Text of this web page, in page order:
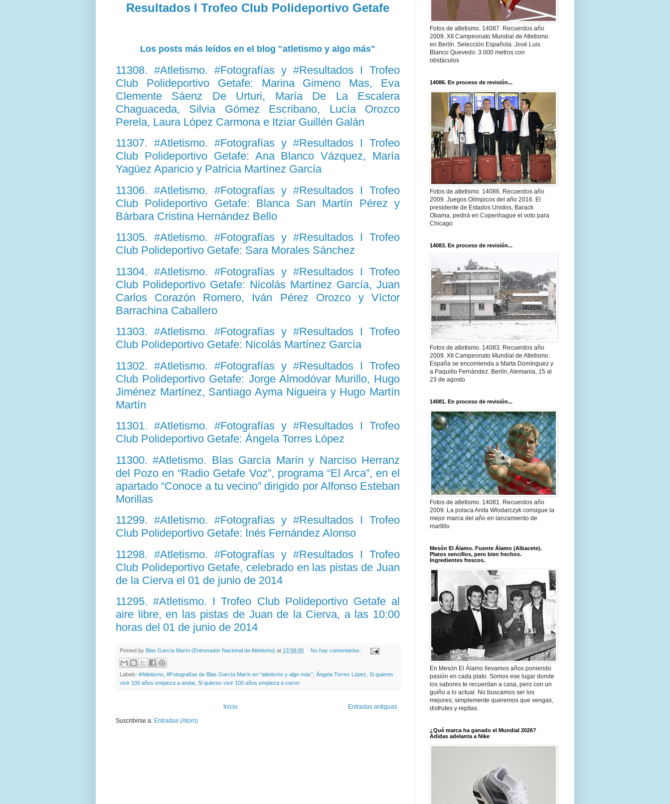
Resultados I Trofeo Club Polideportivo Getafe
Los posts más leídos en el blog "atletismo y algo más"
11308. #Atletismo. #Fotografías y #Resultados I Trofeo
Club Polideportivo Getafe: Marina Gimeno Mas, Eva
Clemente Sáenz De Urturi, María De La Escalera
Chaguaceda, Silvia Gómez Escribano, Lucía Orozco
Perela, Laura López Carmona e Itziar Guillén Galán
11307. #Atletismo. #Fotografías y #Resultados I Trofeo
Club Polideportivo Getafe: Ana Blanco Vázquez, María
Yagüez Aparicio y Patricia Martínez García
11306. #Atletismo. #Fotografías y #Resultados I Trofeo
Club Polideportivo Getafe: Blanca San Martín Pérez y
Bárbara Cristina Hernández Bello
11305. #Atletismo. #Fotografías y #Resultados I Trofeo
Club Polideportivo Getafe: Sara Morales Sánchez
11304. #Atletismo. #Fotografías y #Resultados I Trofeo
Club Polideportivo Getafe: Nicolás Martínez García, Juan
Carlos Corazón Romero, Iván Pérez Orozco y Víctor
Barrachina Caballero
11303. #Atletismo. #Fotografías y #Resultados I Trofeo
Club Polideportivo Getafe: Nicolás Martínez García
11302. #Atletismo. #Fotografías y #Resultados I Trofeo
Club Polideportivo Getafe: Jorge Almodóvar Murillo, Hugo
Jiménez Martínez, Santiago Ayma Nigueira y Hugo Martín
Martín
11301. #Atletismo. #Fotografías y #Resultados I Trofeo
Club Polideportivo Getafe: Ángela Torres López
11300. #Atletismo. Blas García Marín y Narciso Herranz
del Pozo en “Radio Getafe Voz”, programa “El Arca”, en el
apartado “Conoce a tu vecino” dirigido por Alfonso Esteban
Morillas
11299. #Atletismo. #Fotografías y #Resultados I Trofeo
Club Polideportivo Getafe: Inés Fernández Alonso
11298. #Atletismo. #Fotografías y #Resultados I Trofeo
Club Polideportivo Getafe, celebrado en las pistas de Juan
de la Cierva el 01 de junio de 2014
11295. #Atletismo. I Trofeo Club Polideportivo Getafe al
aire libre, en las pistas de Juan de la Cierva, a las 10:00
horas del 01 de junio de 2014
Posted by Blas García Marín (Entrenador Nacional de Atletismo) at 13:58:00 No hay comentarios:
Labels: #Atletismo #Fotografías de Blas García Marín en “atletismo y algo más” Ángela Torres López Si quieres
vivir 100 años empieza a andar, Si quieres vivir 100 años empieza a correr
Entradas antiguas
Inicio
Suscribirse a: Entradas (Atom)
Fotos de atletismo. 14087. Recuerdos año
2009. XII Campeonato Mundial de Atletismo
en Berlín. Selección Española. José Luis
Blanco Quevedo: 3.000 metros con
obstáculos
14086. En proceso de revisión...
Fotos de atletismo. 14086. Recuerdos año
2009. Juegos Olímpicos del año 2016. El
presidente de Estados Unidos, Barack
Obama, pedirá en Copenhague el voto para
Chicago
14083. En proceso de revisión...
Fotos de atletismo. 14083. Recuerdos año
2009. XII Campeonato Mundial de Atletismo.
España se encomienda a Marta Domínguez y
a Paquillo Fernández. Berlín, Alemania, 15 al
23 de agosto
14081. En proceso de revisión...
Fotos de atletismo. 14081. Recuerdos año
2009. La polaca Anita Wlodarczyk consigue la
mejor marca del año en lanzamiento de
martillo
Mesón El Álamo. Fuente Álamo (Albacete).
Platos sencillos, pero bien hechos.
Ingredientes frescos.
En Mesón El Álamo llevamos años poniendo
pasión en cada plato. Somos ese lugar donde
los sabores te recuerdan a casa, pero con un
guiño a lo actual. No buscamos ser los
mejores; simplemente queremos que vengas,
disfrutes y repitas.
¿Qué marca ha ganado el Mundial 2026?
Adidas adelanta a Nike